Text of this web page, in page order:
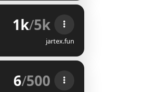
1k/5k
jartex.fun
6/500